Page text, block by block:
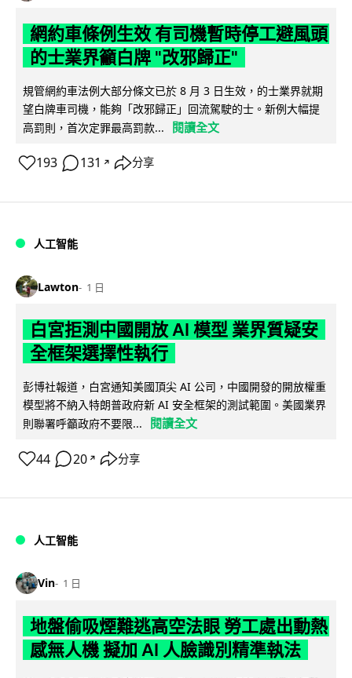
網約車條例生效 有司機暫時停工避風頭
的士業界籲白牌 "改邪歸正"
規管網約車法例大部分條文已於 8 月 3 日生效，的士業界就期
望白牌車司機，能夠「改邪歸正」回流駕駛的士。新例大幅提
高罰則，首次定罪最高罰款...
閱讀全文
193 131 ↗ 分享
人工智能
Lawton 1 日
白宮拒測中國開放 AI 模型 業界質疑安
全框架選擇性執行
彭博社報道，白宮通知美國頂尖 AI 公司，中國開發的開放權重
模型將不納入特朗普政府新 AI 安全框架的測試範圍。美國業界
則聯署呼籲政府不要限...
閱讀全文
44 20 ↗ 分享
人工智能
Vin 1 日
地盤偷吸煙難逃高空法眼 勞工處出動熱
感無人機 擬加 AI 人臉識別精準執法